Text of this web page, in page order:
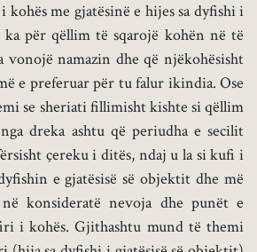
me gjatësinë e hijes sa dyfishi i
ka për qëllim të sqarojë kohën në të
namazin dhe që njëkohësisht
e preferuar për tu falur ikindia. Ose
se sheriati fillimisht kishte si qëllim
dreka ashtu që periudha e secilit
çereku i ditës, ndaj u la si kufi i
e gjatësisë së objektit dhe më
konsideratë nevoja dhe punët e
i kohës. Gjithashtu mund të themi